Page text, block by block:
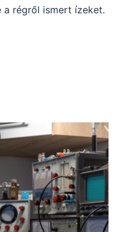
a régről ismert ízeket.